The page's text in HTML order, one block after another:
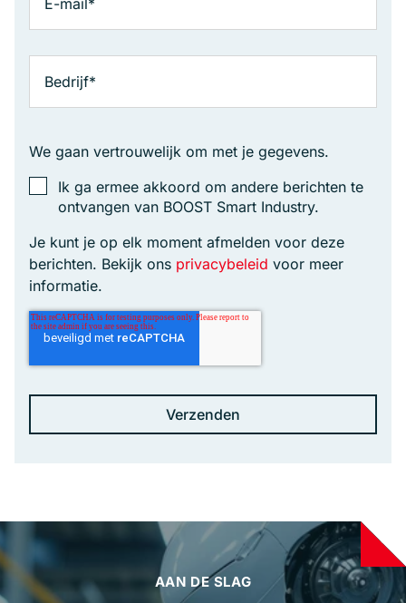
We gaan vertrouwelijk om met je gegevens.
Ik ga ermee akkoord om andere berichten te
ontvangen van BOOST Smart Industry.
Je kunt je op elk moment afmelden voor deze
berichten. Bekijk ons privacybeleid voor meer
informatie.
AAN DE SLAG